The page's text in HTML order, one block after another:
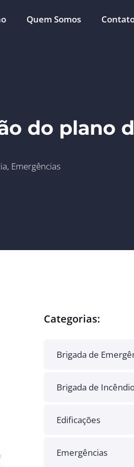
Quem Somos
do plano
, Emergências
Categorias:
Brigada de
Brigada de
Edificações
Emergências